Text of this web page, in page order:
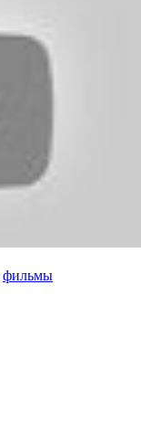
фильмы